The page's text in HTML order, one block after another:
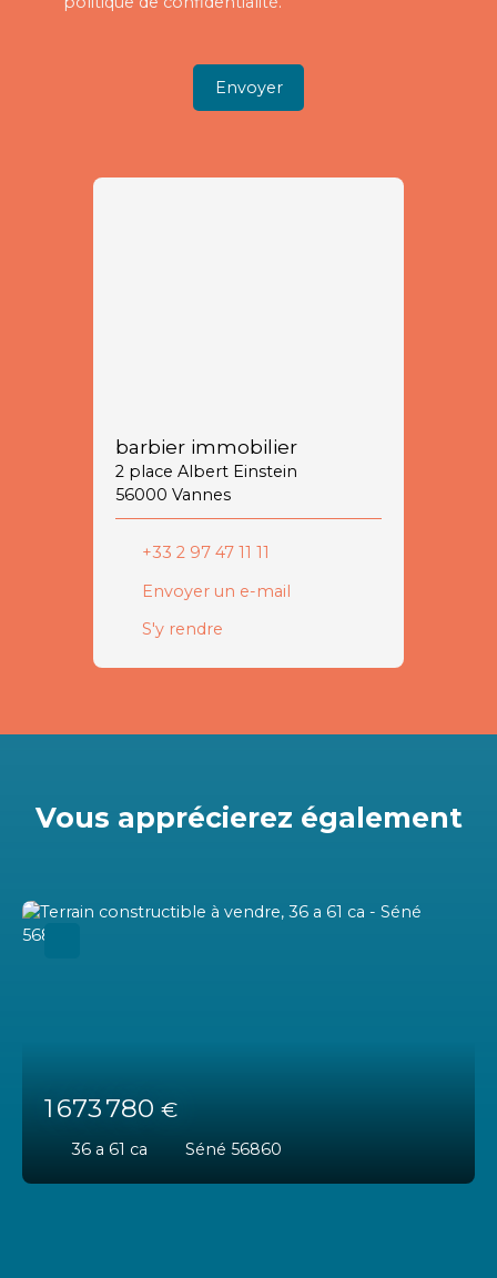
Envoyer
barbier immobilier
2 place Albert Einstein
56000 Vannes
+33 2 97 47 11 11
Envoyer un e-mail
S'y rendre
Vous apprécierez également
1 673 780 €
36 a 61 ca Séné 56860